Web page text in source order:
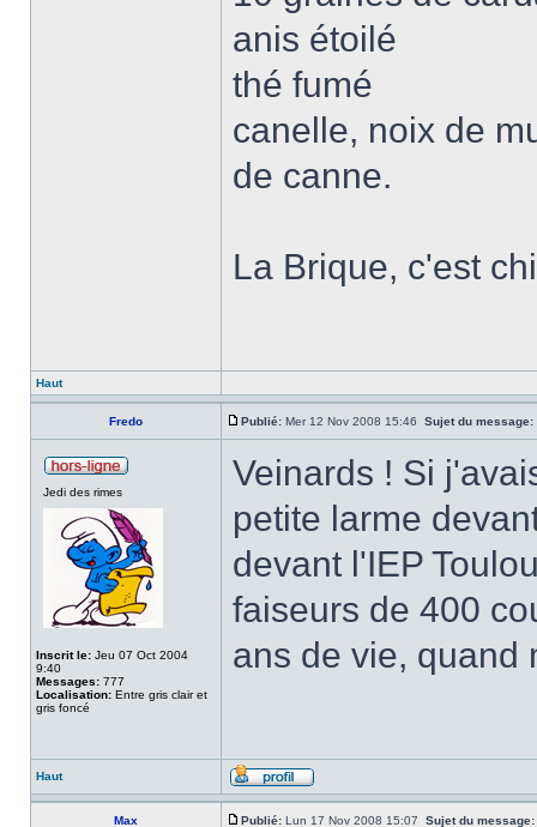
anis étoilé
thé fumé
canelle, noix de
de canne.
La Brique, c'est
Haut
Fredo Publié: Mer 12 Nov 2008 15:46 Sujet du message:
Jedi des rimes
Inscrit le: Jeu 07 Oct 2004
9:40
Messages: 777
Localisation: Entre gris clair et
gris foncé
Veinards ! Si
petite larme
devant l'IEP
faiseurs de 400
ans de vie, quand
Haut
Max Publié: Lun 17 Nov 2008 15:07 Sujet du message: